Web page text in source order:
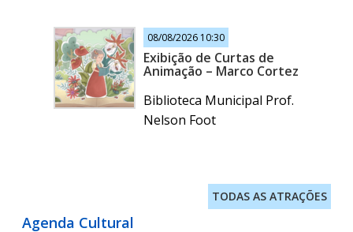
08/08/2026 10:30
Exibição de Curtas de
Animação – Marco Cortez
Biblioteca Municipal Prof.
Nelson Foot
TODAS AS ATRAÇÕES
Agenda Cultural